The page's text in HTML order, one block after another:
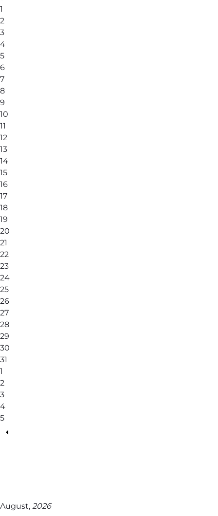
1
2
3
4
5
6
7
8
9
10
11
12
13
14
15
16
17
18
19
20
21
22
23
24
25
26
27
28
29
30
31
1
2
3
4
5
August, 2026